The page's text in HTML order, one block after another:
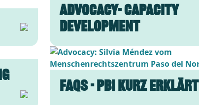
Advocacy- Capacity
Development
Bild
FAQs - PBI kurz erklärt